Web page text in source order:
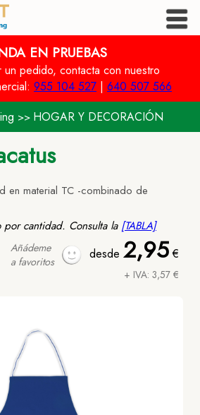
EN PRUEBAS
un pedido, contacta con nuestro
955 104 527 | 640 507 566
>> HOGAR Y DECORACIÓN
en material TC -combinado de
por cantidad. Consulta la [TABLA]
desde 2,95€
+ IVA: 3,57 €
Añádeme
a favoritos